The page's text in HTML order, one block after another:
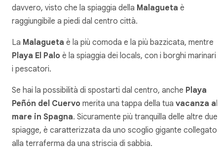
davvero, visto che la spiaggia della Malagueta è
raggiungibile a piedi dal centro città.
La Malagueta è la più comoda e la più bazzicata, mentre
Playa El Palo è la spiaggia dei locals, con i borghi marinari
i pescatori.
Se hai la possibilità di spostarti dal centro, anche Playa
Peñón del Cuervo merita una tappa della tua vacanza al
mare in Spagna. Sicuramente più tranquilla delle altre due
spiagge, è caratterizzata da uno scoglio gigante collegato
alla terraferma da una striscia di sabbia.